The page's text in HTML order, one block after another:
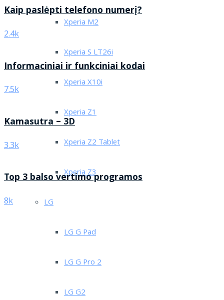
Xperia M2
Xperia S LT26i
Xperia X10i
Xperia Z1
Xperia Z2 Tablet
Xperia Z3
LG
LG G Pad
LG G Pro 2
LG G2
Kaip paslėpti telefono numerį?
2.4k
Informaciniai ir funkciniai kodai
7.5k
Kamasutra – 3D
3.3k
Top 3 balso vertimo programos
8k